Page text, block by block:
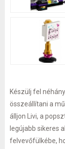
Készülj fel
összeállítani a
álljon Livi, a
legújabb sikeres
felvevőfülkébe,